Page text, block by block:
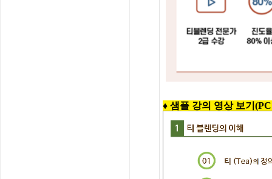
♦ 샘플 강의 영상 보기